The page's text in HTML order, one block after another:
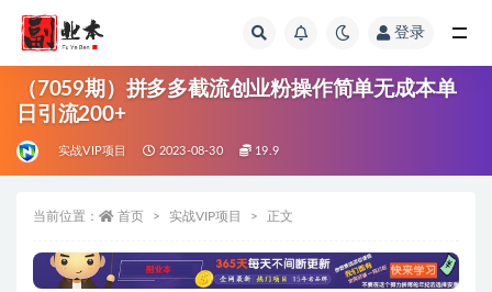
登录
（7059期）拼多多截流创业粉操作简单无成本单
日引流200+
实战VIP项目 2023-08-30 19.9
当前位置： 首页 实战VIP项目 正文